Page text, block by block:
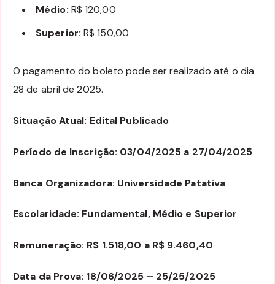
Médio: R$ 120,00
Superior: R$ 150,00
O pagamento do boleto pode ser realizado até o dia
28 de abril de 2025.
Situação Atual: Edital Publicado
Período de Inscrição: 03/04/2025 a 27/04/2025
Banca Organizadora: Universidade Patativa
Escolaridade: Fundamental, Médio e Superior
Remuneração: R$ 1.518,00 a R$ 9.460,40
Data da Prova: 18/06/2025 – 25/25/2025